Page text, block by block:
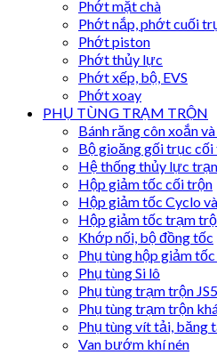
Phớt mặt chà
Phớt nắp, phớt cuối
Phớt piston
Phớt thủy lực
Phớt xếp, bộ, EVS
Phớt xoay
PHỤ TÙNG TRẠM TRỘN
Bánh răng côn xoắn
Bộ gioăng gối trục
Hệ thống thủy lực
Hộp giảm tốc cối trộn
Hộp giảm tốc Cyclo
Hộp giảm tốc trạm
Khớp nối, bộ đồng tốc
Phụ tùng hộp giảm
Phụ tùng Si lô
Phụ tùng trạm trộn
Phụ tùng trạm trộn
Phụ tùng vít tải, băng
Van bướm khí nén